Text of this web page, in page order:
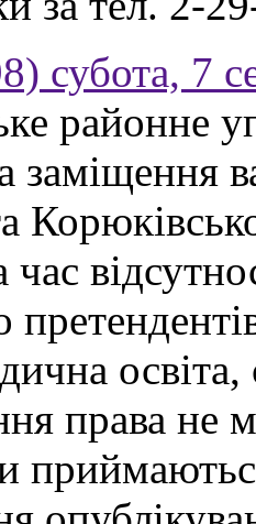
субота, 7
районне
заміщення
час
освіта,
права не